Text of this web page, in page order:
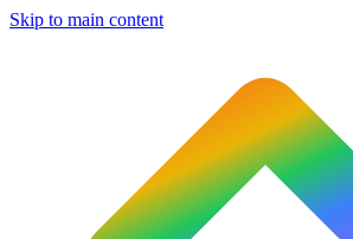
Skip to main content